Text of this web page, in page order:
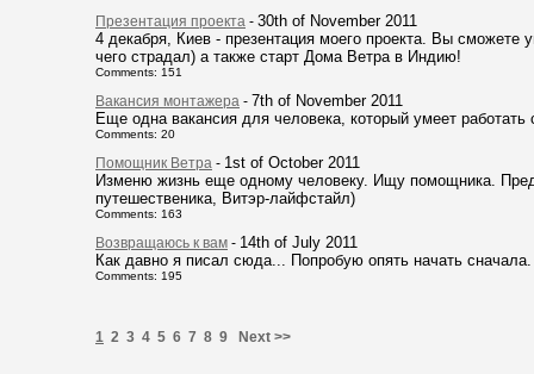
Презентация проекта - 30th of November 2011
4 декабря, Киев - презентация моего проекта. Вы сможете
чего страдал) а также старт Дома Ветра в Индию!
Comments: 151
Вакансия монтажера - 7th of November 2011
Еще одна вакансия для человека, который умеет работать
Comments: 20
Помощник Ветра - 1st of October 2011
Изменю жизнь еще одному человеку. Ищу помощника.
путешественика, Витэр-лайфстайл)
Comments: 163
Возвращаюсь к вам - 14th of July 2011
Как давно я писал сюда... Попробую опять начать сначала.
Comments: 195
1 2 3 4 5 6 7 8 9 Next >>